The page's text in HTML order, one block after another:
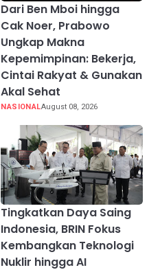
Dari Ben Mboi hingga
Cak Noer, Prabowo
Ungkap Makna
Kepemimpinan: Bekerja,
Cintai Rakyat & Gunakan
Akal Sehat
NASIONALAugust 08, 2026
Tingkatkan Daya Saing
Indonesia, BRIN Fokus
Kembangkan Teknologi
Nuklir hingga AI